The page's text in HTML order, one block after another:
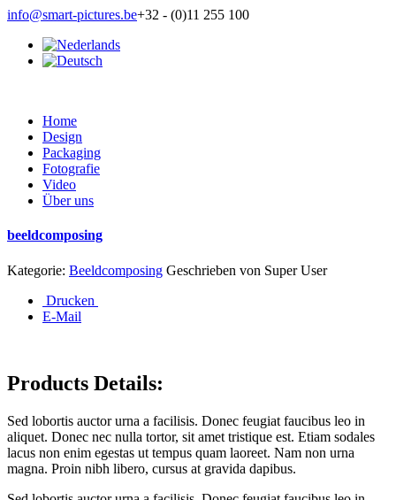
info@smart-pictures.be+32 - (0)11 255 100
Home
Design
Packaging
Fotografie
Video
Über uns
beeldcomposing
Kategorie: Beeldcomposing Geschrieben von Super User
Drucken
E-Mail
Products Details:
Sed lobortis auctor urna a facilisis. Donec feugiat faucibus leo in
aliquet. Donec nec nulla tortor, sit amet tristique est. Etiam sodales
lacus non enim egestas ut tempus quam laoreet. Nam non urna
magna. Proin nibh libero, cursus at gravida dapibus.